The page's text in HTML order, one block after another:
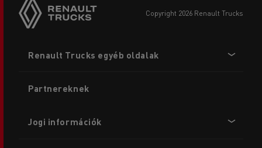
copyright 2026 Renault Trucks
menu
Renault Trucks egyéb oldalak
Partnereknek
Jogi információk